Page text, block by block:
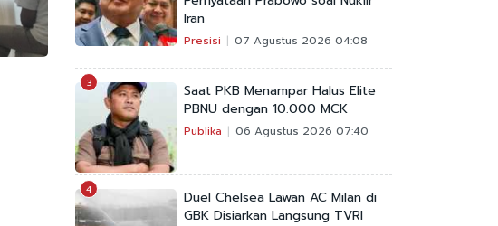
Iran
Presisi 07 Agustus 2026 04:08
3
Saat PKB Menampar Halus Elite
PBNU dengan 10.000 MCK
Publika 06 Agustus 2026 07:40
4
Duel Chelsea Lawan AC Milan di
GBK Disiarkan Langsung TVRI